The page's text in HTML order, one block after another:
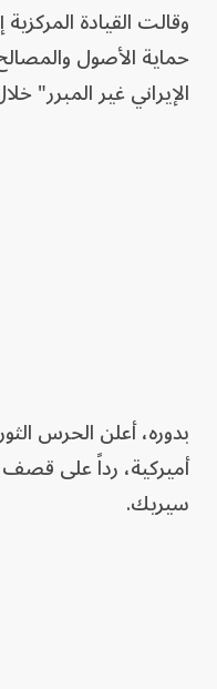
وقالت القيادة
حماية الأصول
الإيراني غير المبرر"
بدوره، أعلن الحرس
أميركية، رداً على
سيريك.